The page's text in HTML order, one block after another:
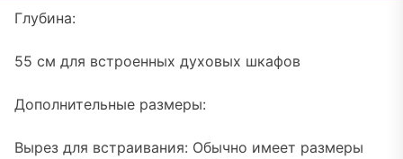
Глубина:
55 см для встроенных духовых шкафов
Дополнительные размеры:
Вырез для встраивания: Обычно имеет размеры